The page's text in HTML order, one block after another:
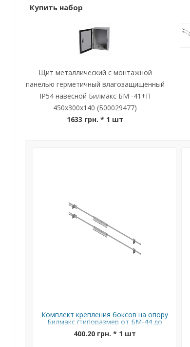
Купить набор
Щит металлический с монтажной
панелью герметичный влагозащищенный
IP54 навесной Билмакс БМ -41+П
450x300x140 (Б00029477)
1633 грн. * 1 шт
Комплект крепления боксов на опору
Билмакс (типоразмер от БМ-44 до
БМ-65)
400.20 грн. * 1 шт